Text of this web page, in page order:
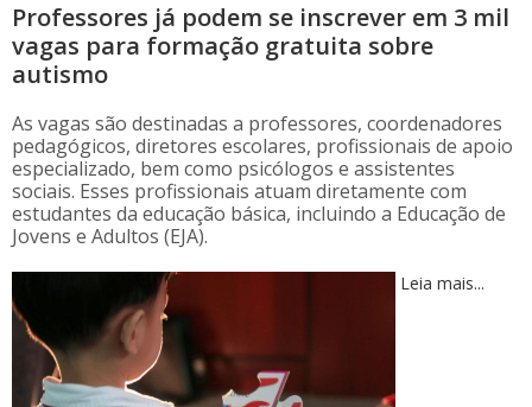
Professores já podem se inscrever em 3 mil
vagas para formação gratuita sobre
autismo
As vagas são destinadas a professores, coordenadores
pedagógicos, diretores escolares, profissionais de apoio
especializado, bem como psicólogos e assistentes
sociais. Esses profissionais atuam diretamente com
estudantes da educação básica, incluindo a Educação de
Jovens e Adultos (EJA).
Leia mais...